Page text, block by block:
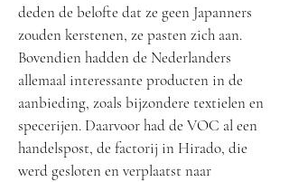
deden de belofte dat ze geen Japanners
zouden kerstenen, ze pasten zich aan.
Bovendien hadden de Nederlanders
allemaal interessante producten in de
aanbieding, zoals bijzondere textielen en
specerijen. Daarvoor had de VOC al een
handelspost, de factorij in Hirado, die
werd gesloten en verplaatst naar